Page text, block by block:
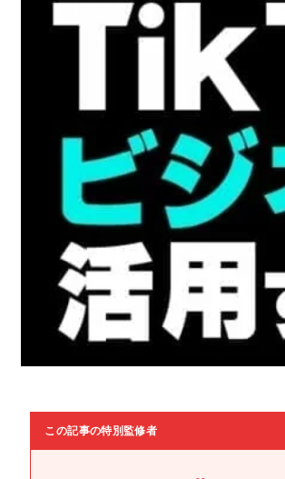
この記事の特別監修者